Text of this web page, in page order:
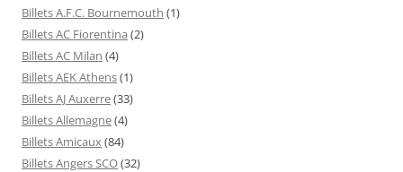
Billets A.F.C. Bournemouth (1)
Billets AC Fiorentina (2)
Billets AC Milan (4)
Billets AEK Athens(1)
Billets AJ Auxerre(33)
Billets Allemagne(4)
Billets Amicaux(84)
Billets Angers SCO(32)